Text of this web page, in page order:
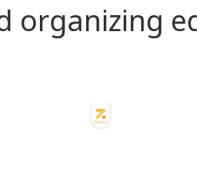
organizing